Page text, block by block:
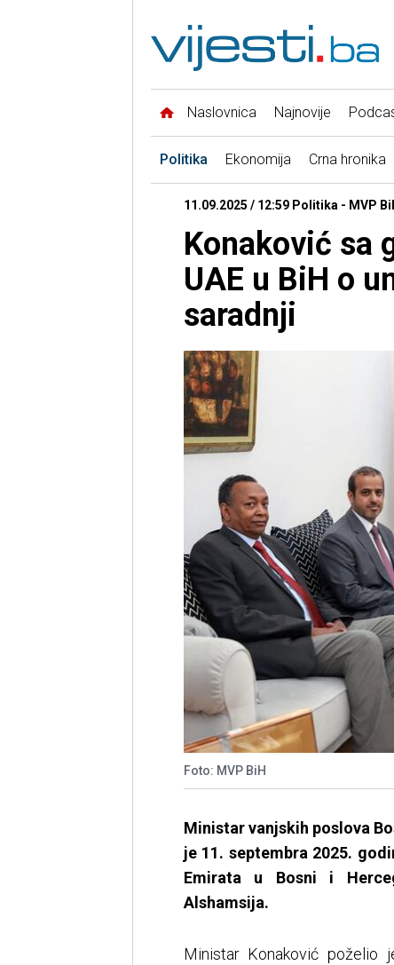
Naslovnica Najnovije
Politika Ekonomija Crna hronika
11.09.2025 / 12:59 Politika - MVP
Konaković sa
UAE u BiH o
saradnji
Foto: MVP BiH
Ministar vanjskih poslova
je 11. septembra 2025.
Emirata u Bosni i
Alshamsija.
Ministar Konaković poželio